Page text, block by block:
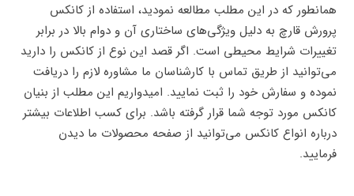
همانطور که در این مطلب مطالعه نمودید، استفاده از کانکس
پرورش قارچ به دلیل ویژگی‌های ساختاری آن و دوام بالا در برابر
تغییرات شرایط محیطی است. اگر قصد این نوع از کانکس را دارید
می‌توانید از طریق تماس با کارشناسان ما مشاوره لازم را دریافت
نموده و سفارش خود را ثبت نمایید. امیدواریم این مطلب از بنیان
کانکس مورد توجه شما قرار گرفته باشد. برای کسب اطلاعات بیشتر
درباره انواع کانکس می‌توانید از صفحه محصولات ما دیدن
فرمایید.